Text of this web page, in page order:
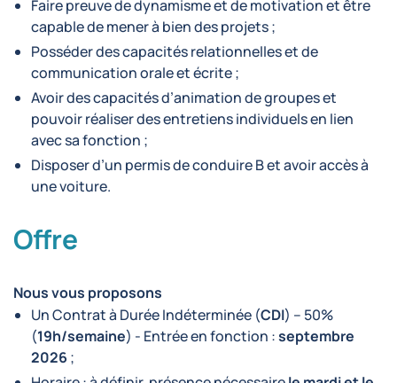
Faire preuve de dynamisme et de motivation et être
capable de mener à bien des projets ;
Posséder des capacités relationnelles et de
communication orale et écrite ;
Avoir des capacités d’animation de groupes et
pouvoir réaliser des entretiens individuels en lien
avec sa fonction ;
Disposer d’un permis de conduire B et avoir accès à
une voiture.
Offre
Nous vous proposons
Un Contrat à Durée Indéterminée (CDI) – 50%
(19h/semaine) - Entrée en fonction :septembre
2026 ;